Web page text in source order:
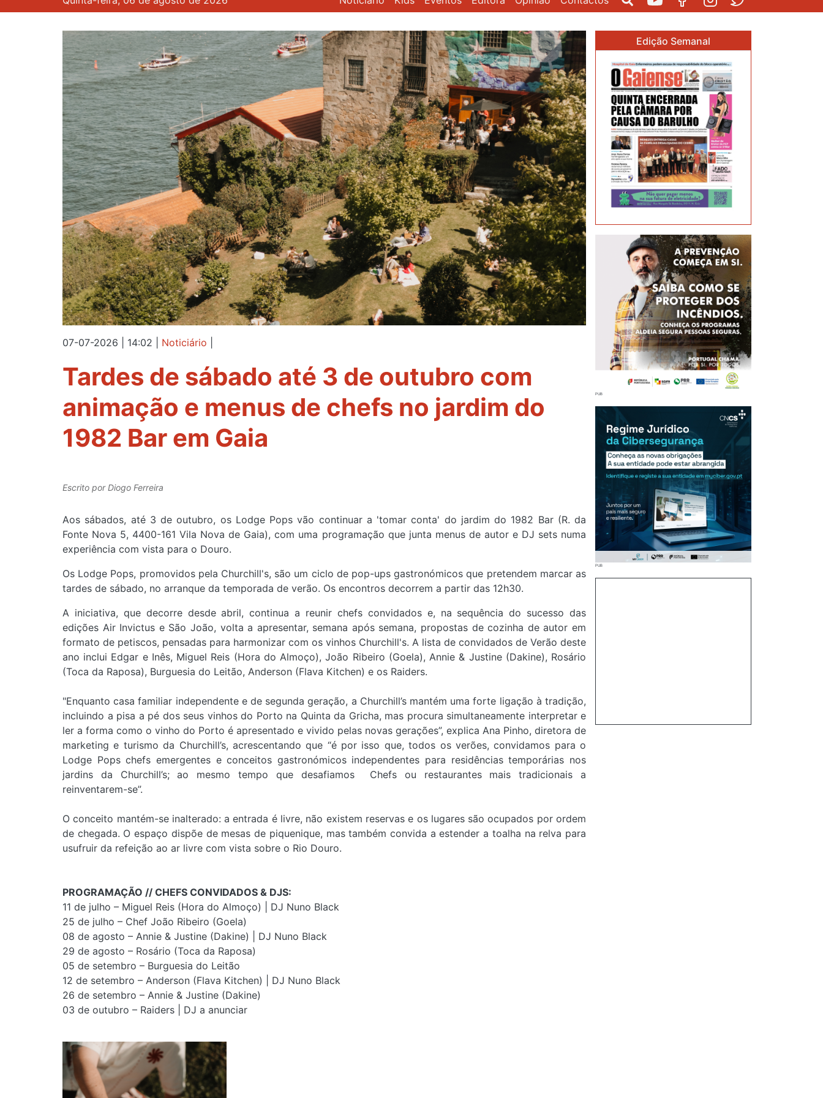
07-07-2026 | 14:02 Noticiário
Tardes de sábado até 3 de outubro com
animação e menus de chefs no jardim do
1982 Bar em Gaia
Escrito porDiogo Ferreira
Aos sábados, até 3 de outubro, os Lodge Pops vão continuar a 'tomar conta' do jardim do 1982 Bar (R. da
Fonte Nova 5, 4400-161 Vila Nova de Gaia), com uma programação que junta menus de autor e DJ sets numa
experiência com vista para o Douro.
Os Lodge Pops, promovidos pela Churchill's, são um ciclo de pop-ups gastronómicos que pretendem marcar as
tardes de sábado, no arranque da temporada de verão. Os encontros decorrem a partir das 12h30.
A iniciativa, que decorre desde abril, continua a reunir chefs convidados e, na sequência do sucesso das
edições Air Invictus e São João, volta a apresentar, semana após semana, propostas de cozinha de autor em
formato de petiscos, pensadas para harmonizar com os vinhos Churchill's. A lista de convidados de Verão deste
ano inclui Edgar e Inês, Miguel Reis (Hora do Almoço), João Ribeiro (Goela), Annie & Justine (Dakine), Rosário
(Toca da Raposa), Burguesia do Leitão, Anderson (Flava Kitchen) e os Raiders.
"Enquanto casa familiar independente e de segunda geração, a Churchill’s mantém uma forte ligação à tradição,
incluindo a pisa a pé dos seus vinhos do Porto na Quinta da Gricha, mas procura simultaneamente interpretar e
ler a forma como o vinho do Porto é apresentado e vivido pelas novas gerações”, explica Ana Pinho, diretora de
marketing e turismo da Churchill’s, acrescentando que “é por isso que, todos os verões, convidamos para o
Lodge Pops chefs emergentes e conceitos gastronómicos independentes para residências temporárias nos
jardins da Churchill’s; ao mesmo tempo que desafiamos Chefs ou restaurantes mais tradicionais a
reinventarem-se”.
O conceito mantém-se inalterado: a entrada é livre, não existem reservas e os lugares são ocupados por ordem
de chegada. O espaço dispõe de mesas de piquenique, mas também convida a estender a toalha na relva para
usufruir da refeição ao ar livre com vista sobre o Rio Douro.
PROGRAMAÇÃO // CHEFS CONVIDADOS & DJS:
11 de julho – Miguel Reis (Hora do Almoço) | DJ Nuno Black
25 de julho – Chef João Ribeiro (Goela)
08 de agosto – Annie & Justine (Dakine) | DJ Nuno Black
29 de agosto – Rosário (Toca da Raposa)
05 de setembro – Burguesia do Leitão
12 de setembro – Anderson (Flava Kitchen) | DJ Nuno Black
26 de setembro – Annie & Justine (Dakine)
03 de outubro – Raiders | DJ a anunciar
Edição Semanal